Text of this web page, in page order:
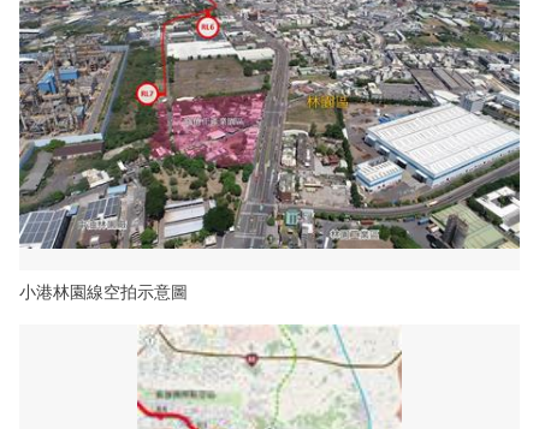
小港林園線空拍示意圖